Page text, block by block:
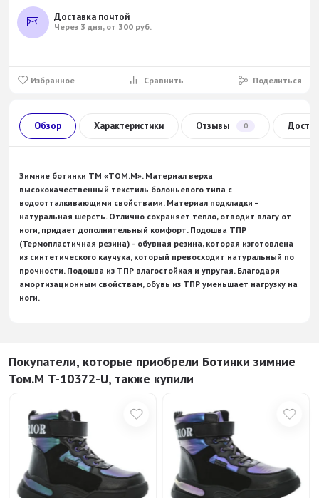
Доставка почтой
Через 3 дня, от 300 руб.
Избранное Сравнить Поделиться
Обзор Характеристики Отзывы 0
Зимние ботинки ТМ «TOM.М». Материал верха
высококачественный текстиль болоньевого типа с
водоотталкивающими свойствами. Материал подкладки –
натуральная шерсть. Отлично сохраняет тепло, отводит влагу от
ноги, придает дополнительный комфорт. Подошва ТПР
(Термопластичная резина) – обувная резина, которая изготовлена
из синтетического каучука, который превосходит натуральный по
прочности. Подошва из ТПР влагостойкая и упругая. Благодаря
амортизационным свойствам, обувь из ТПР уменьшает нагрузку на
ноги.
Покупатели, которые приобрели Ботинки зимние
Том.М T-10372-U, также купили